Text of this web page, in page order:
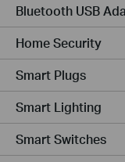
Bluetooth USB
Home Security
Smart Plugs
Smart Lighting
Smart Switches